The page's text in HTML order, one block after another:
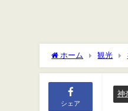
ホーム 観光
時間は？屋台や駐車
シェア
神